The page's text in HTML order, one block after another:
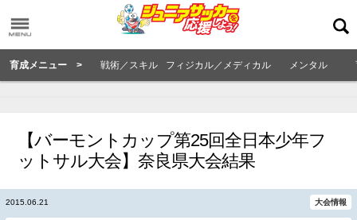
育成メニュー > 戦術／スキル フィジカル／メディカル メンタル
【バーモントカップ第25回全日本少年フ
ットサル大会】奈良県大会結果
2015.06.21 大会情報